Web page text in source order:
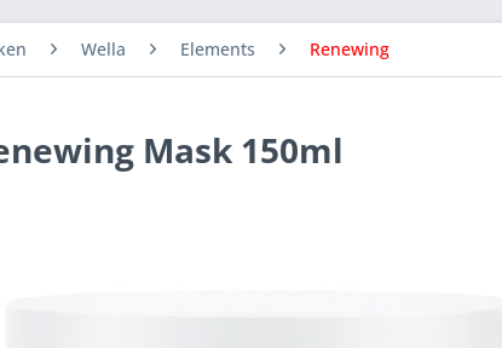
Wella Elements Renewing
Mask 150ml